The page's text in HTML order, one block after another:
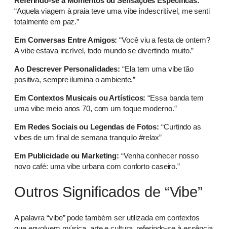
“Aquela viagem à praia teve uma vibe indescritível, me senti
totalmente em paz.”
Em Conversas Entre Amigos: “Você viu a festa de ontem?
A vibe estava incrível, todo mundo se divertindo muito.”
Ao Descrever Personalidades: “Ela tem uma vibe tão
positiva, sempre ilumina o ambiente.”
Em Contextos Musicais ou Artísticos: “Essa banda tem
uma vibe meio anos 70, com um toque moderno.”
Em Redes Sociais ou Legendas de Fotos: “Curtindo as
vibes de um final de semana tranquilo #relax”
Em Publicidade ou Marketing: “Venha conhecer nosso
novo café: uma vibe urbana com conforto caseiro.”
Outros Significados de “Vibe”
A palavra “vibe” pode também ser utilizada em contextos